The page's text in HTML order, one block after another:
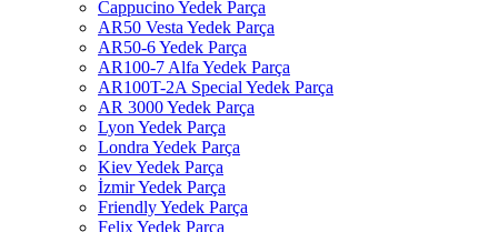
Cappucino Yedek Parça
AR50 Vesta Yedek Parça
AR50-6 Yedek Parça
AR100-7 Alfa Yedek Parça
AR100T-2A Special Yedek Parça
AR 3000 Yedek Parça
Lyon Yedek Parça
Londra Yedek Parça
Kiev Yedek Parça
İzmir Yedek Parça
Friendly Yedek Parça
Felix Yedek Parça